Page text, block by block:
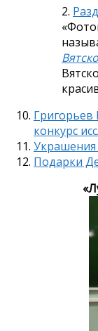
2.
Григорьев
конкурс
Украшения
Подарки